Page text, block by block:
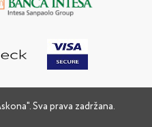
Sva prava zadržana.